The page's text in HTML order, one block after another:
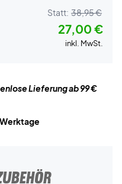
Statt: 38,95 €
27,00 €
inkl. MwSt.
Lieferung ab 99 €